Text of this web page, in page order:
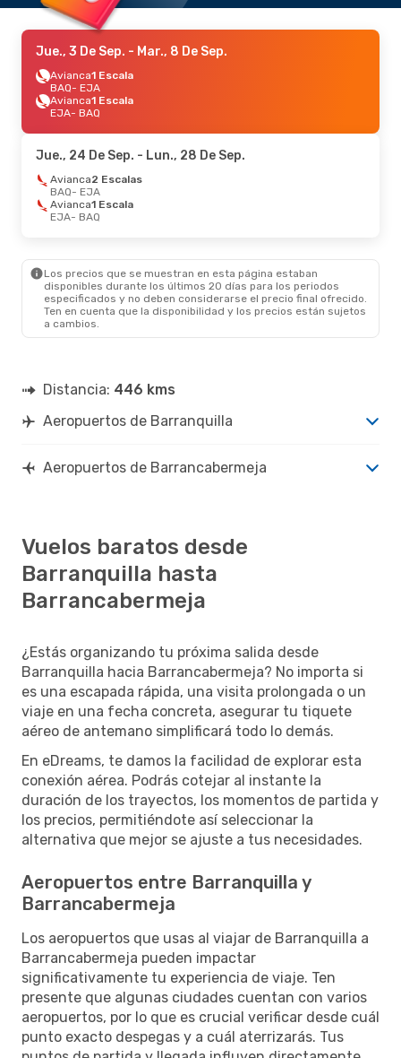
Jue., 3 De Sep. - Mar., 8 De Sep.
Avianca1 Escala
BAQ- EJA
Avianca1 Escala
EJA- BAQ
Jue., 24 De Sep. - Lun., 28 De Sep.
Avianca2 Escalas
BAQ- EJA
Avianca1 Escala
EJA- BAQ
Los precios que se muestran en esta página estaban
disponibles durante los últimos 20 días para los periodos
especificados y no deben considerarse el precio final ofrecido.
Ten en cuenta que la disponibilidad y los precios están sujetos
a cambios.
Distancia: 446 kms
Aeropuertos de Barranquilla
Aeropuertos de Barrancabermeja
Vuelos baratos desde
Barranquilla hasta
Barrancabermeja
¿Estás organizando tu próxima salida desde
Barranquilla hacia Barrancabermeja? No importa si
es una escapada rápida, una visita prolongada o un
viaje en una fecha concreta, asegurar tu tiquete
aéreo de antemano simplificará todo lo demás.
En eDreams, te damos la facilidad de explorar esta
conexión aérea. Podrás cotejar al instante la
duración de los trayectos, los momentos de partida y
los precios, permitiéndote así seleccionar la
alternativa que mejor se ajuste a tus necesidades.
Aeropuertos entre Barranquilla y
Barrancabermeja
Los aeropuertos que usas al viajar de Barranquilla a
Barrancabermeja pueden impactar
significativamente tu experiencia de viaje. Ten
presente que algunas ciudades cuentan con varios
aeropuertos, por lo que es crucial verificar desde cuál
punto exacto despegas y a cuál aterrizarás. Tus